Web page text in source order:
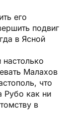
его
подвиг
в Ясной
Малахов
что
Рубо как ни
в